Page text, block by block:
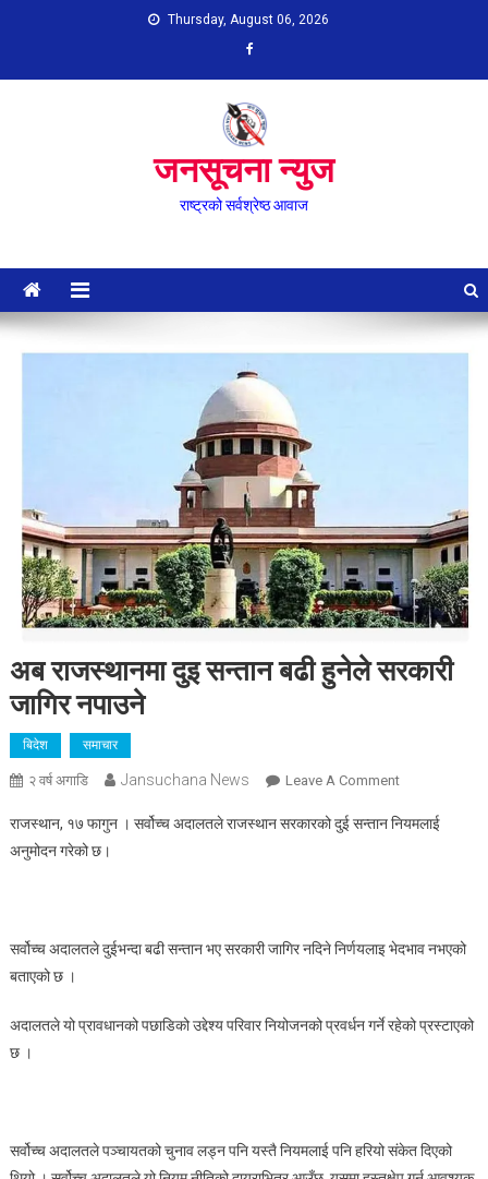
Thursday, August 06, 2026
जनसूचना न्युज
राष्ट्रको सर्वश्रेष्ठ आवाज
अब राजस्थानमा दुइ सन्तान बढी हुनेले सरकारी
जागिर नपाउने
बिदेश समाचार
२ वर्ष अगाडि Jansuchana News Leave A CommentOn
राजस्थानमा
सरकारी
राजस्थान, १७ फागुन । सर्वोच्च अदालतले राजस्थान सरकारको दुई सन्तान नियमलाई
अनुमोदन गरेको छ।
सर्वोच्च अदालतले दुईभन्दा बढी सन्तान भए सरकारी जागिर नदिने निर्णयलाइ भेदभाव नभएको
बताएको छ ।
अदालतले यो प्रावधानको पछाडिको उद्देश्य परिवार नियोजनको प्रवर्धन गर्ने रहेको प्रस्टाएको
छ ।
सर्वोच्च अदालतले पञ्चायतको चुनाव लड्न पनि यस्तै नियमलाई पनि हरियो संकेत दिएको